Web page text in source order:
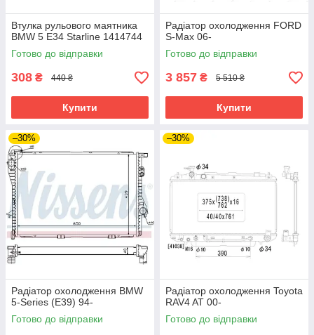
Втулка рульового маятника
BMW 5 E34 Starline 1414744
Готово до відправки
308 ₴ 440 ₴
Купити
Радіатор охолодження FORD
S-Max 06-
Готово до відправки
3 857 ₴ 5 510 ₴
Купити
–30%
Радіатор охолодження BMW
5-Series (E39) 94-
Готово до відправки
–30%
Радіатор охолодження Toyota
RAV4 AT 00-
Готово до відправки